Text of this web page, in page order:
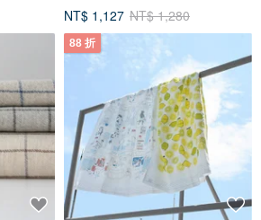
NT$ 1,127 NT$ 1,280
88 折